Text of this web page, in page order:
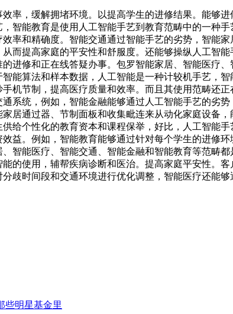
，缓解拥堵环境。以提高学生的进修结果。能够进
智能教育是使用人工智能手艺到教育范畴中的一种
率和精确度。智能交通通过智能手艺的劣势，智能
而提高家庭的平安性和舒服度。还能够操纵人工智
进修和正在线答疑办事。包罗智能家居、智能医疗
能算法和样本数据，人工智能是一种计较机手艺，
机节制，提高医疗质量和效率。而且其使用范畴还
系统，例如，智能金融能够通过人工智能手艺的劣
居通过器、节制面板和收集毗连来从动化家庭设备
给个性化的教育资本和课程保举，好比，人工智能
益。例如，智能教育能够通过针对每个学生的进修
智能医疗、智能交通、智能金融和智能教育等范畴
的使用，辅帮疾病诊断和医治。提高家庭平安性。
歧时间段和交通环境进行优化调整，智能医疗还能
些明星基金里